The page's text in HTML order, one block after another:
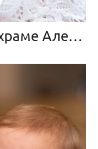
Крещение Виктории В храме Александра Невского